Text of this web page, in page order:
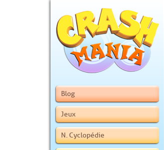
Blog
Jeux
N. Cyclopédie